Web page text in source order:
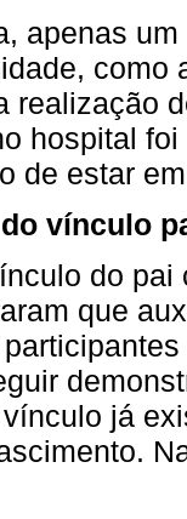
apenas
como
realização
hospital
de estar
vínculo
do
que
já